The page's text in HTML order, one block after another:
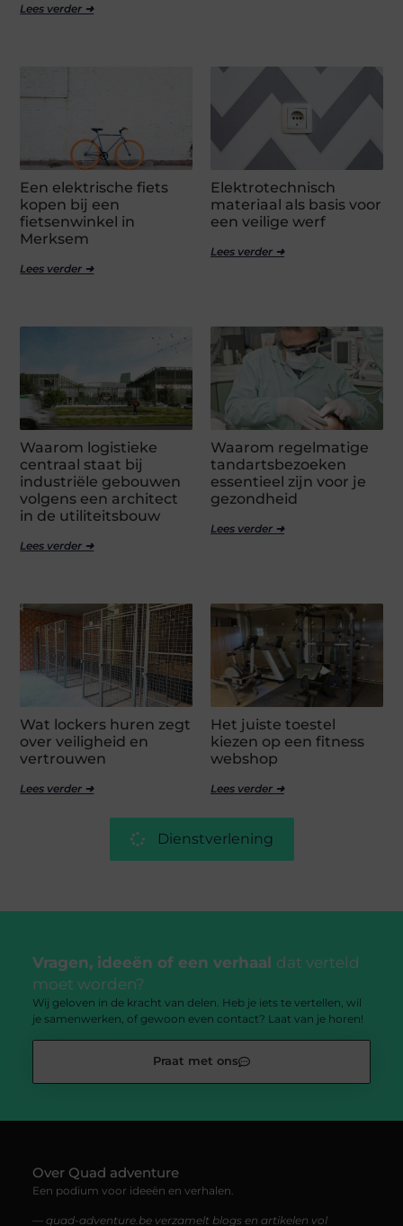
Lees verder ➜
Een elektrische fiets
kopen bij een
fietsenwinkel in
Merksem
Lees verder ➜
Elektrotechnisch
materiaal als basis voor
een veilige werf
Lees verder ➜
Waarom logistieke
centraal staat bij
industriële gebouwen
volgens een architect
in de utiliteitsbouw
Lees verder ➜
Waarom regelmatige
tandartsbezoeken
essentieel zijn voor je
gezondheid
Lees verder ➜
Wat lockers huren zegt
over veiligheid en
vertrouwen
Lees verder ➜
Het juiste toestel
kiezen op een fitness
webshop
Lees verder ➜
Dienstverlening
Vragen, ideeën of een verhaal dat verteld
moet worden?
Wij geloven in de kracht van delen. Heb je iets te vertellen, wil
je samenwerken, of gewoon even contact? Laat van je horen!
Praat met ons
Over Quad adventure
Een podium voor ideeën en verhalen.
— quad-adventure.be verzamelt blogs en artikelen vol